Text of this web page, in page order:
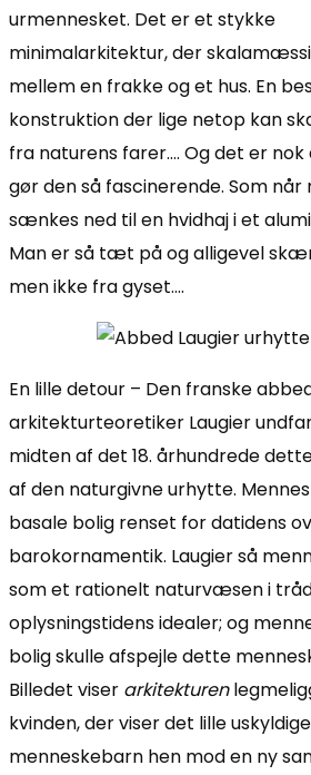
urmennesket. Det er et stykke
minimalarkitektur, der
mellem en frakke og et hus. En
konstruktion der lige netop kan
fra naturens farer…. Og det er nok
gør den så fascinerende. Som når
sænkes ned til en hvidhaj i et
Man er så tæt på og alligevel
men ikke fra gyset….
En lille detour – Den franske
arkitekturteoretiker Laugier
midten af det 18. århundrede
af den naturgivne urhytte.
basale bolig renset for datidens
barokornamentik. Laugier så
som et rationelt naturvæsen i
oplysningstidens idealer; og
bolig skulle afspejle dette
Billedet viser arkitekturen
kvinden, der viser det lille uskyldige
menneskebarn hen mod en ny